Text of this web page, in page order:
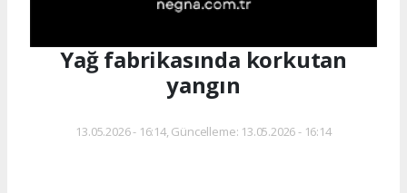
Yağ fabrikasında korkutan
yangın
13.05.2026 - 16:14, Güncelleme: 13.05.2026 - 16:14